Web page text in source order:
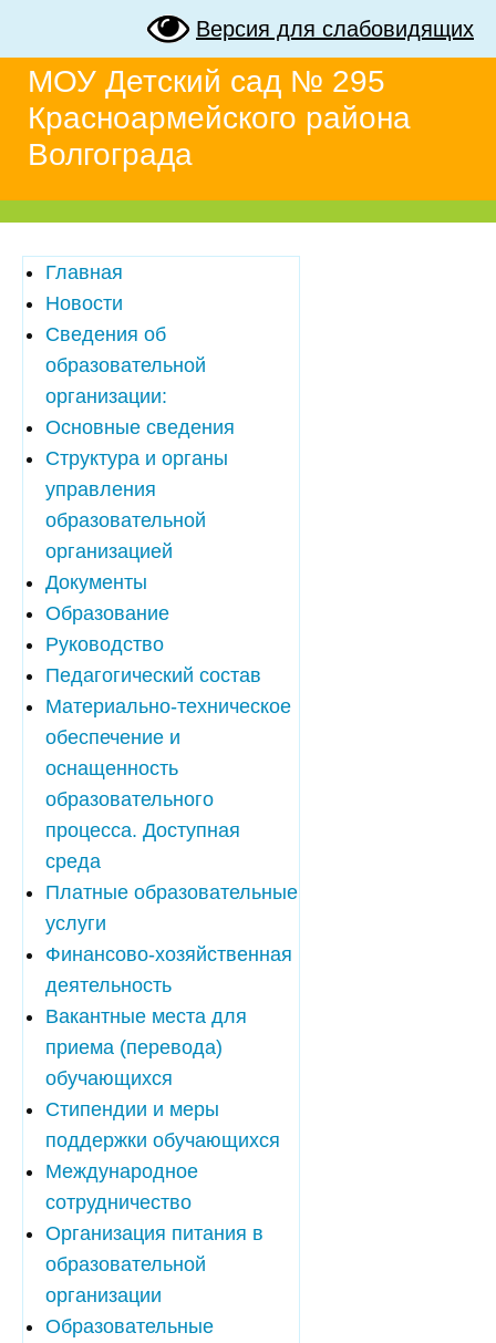
Версия для слабовидящих
МОУ Детский сад № 295
Красноармейского района
Волгограда
Главная
Новости
Сведения об
образовательной
организации:
Основные сведения
Структура и органы
управления
образовательной
организацией
Документы
Образование
Руководство
Педагогический состав
Материально-техническое
обеспечение и
оснащенность
образовательного
процесса. Доступная
среда
Платные образовательные
услуги
Финансово-хозяйственная
деятельность
Вакантные места для
приема (перевода)
обучающихся
Стипендии и меры
поддержки обучающихся
Международное
сотрудничество
Организация питания в
образовательной
организации
Образовательные